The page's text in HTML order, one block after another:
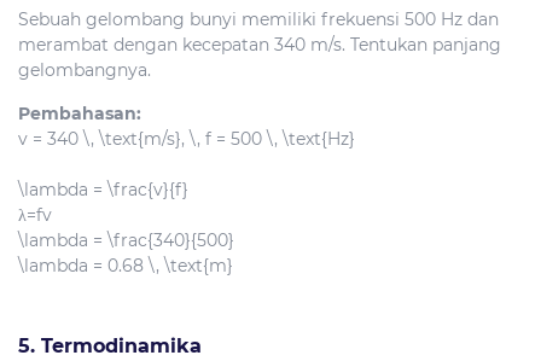
Sebuah gelombang bunyi memiliki frekuensi 500 Hz dan
merambat dengan kecepatan 340 m/s. Tentukan panjang
gelombangnya.
Pembahasan:
v = 340 \, \text{m/s}, \, f = 500 \, \text{Hz}
\lambda = \frac{v}{f}
λ=fv
\lambda = \frac{340}{500}
\lambda = 0.68 \, \text{m}
5. Termodinamika